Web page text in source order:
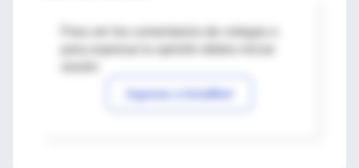
Para ver los comentarios de colegas o
Ingresar a IntraMed